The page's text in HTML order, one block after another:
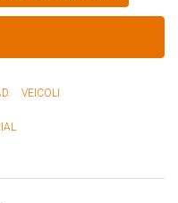
VEICOLI